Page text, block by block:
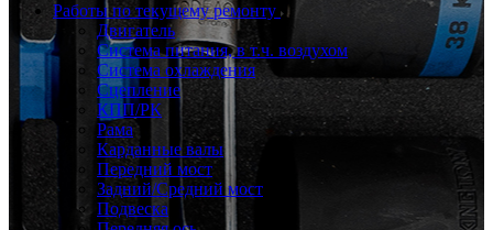
Работы по текущему ремонту
Двигатель
Система питания, в т.ч. воздухом
Система охлаждения
Сцепление
КПП/РК
Рама
Карданные валы
Передний мост
Задний/Средний мост
Подвеска